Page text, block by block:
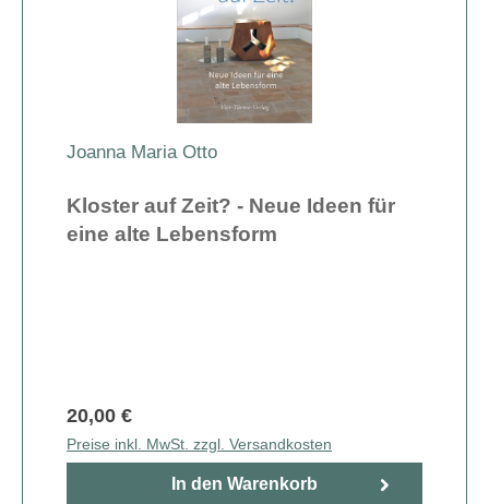
Joanna Maria Otto
Kloster auf Zeit? - Neue Ideen für
eine alte Lebensform
20,00 €
Preise inkl. MwSt. zzgl. Versandkosten
In den Warenkorb